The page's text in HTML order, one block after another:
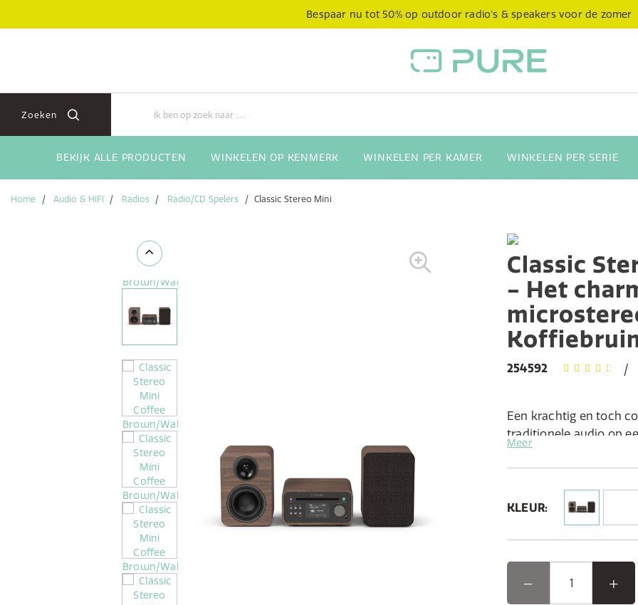
Bespaar nu tot 50% op outdoor radio’s & speakers voor de zomer
Zoeken
BEKIJK ALLE PRODUCTEN WINKELEN OP KENMERK WINKELEN PER KAMER WINKELEN PER SERIE
Home Audio & HiFi Radios Radio/CD Spelers Classic Stereo Mini
Classic
- Het
254592
Een krachtig en toch
traditionele audio op
manier tot leven
Echt stereogeluid met
woofers
Alle bronnen die je
cd-speler, USB, AUX-
Meer
KLEUR: